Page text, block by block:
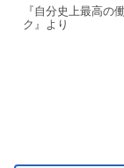
『自分史上最高の
ク』より